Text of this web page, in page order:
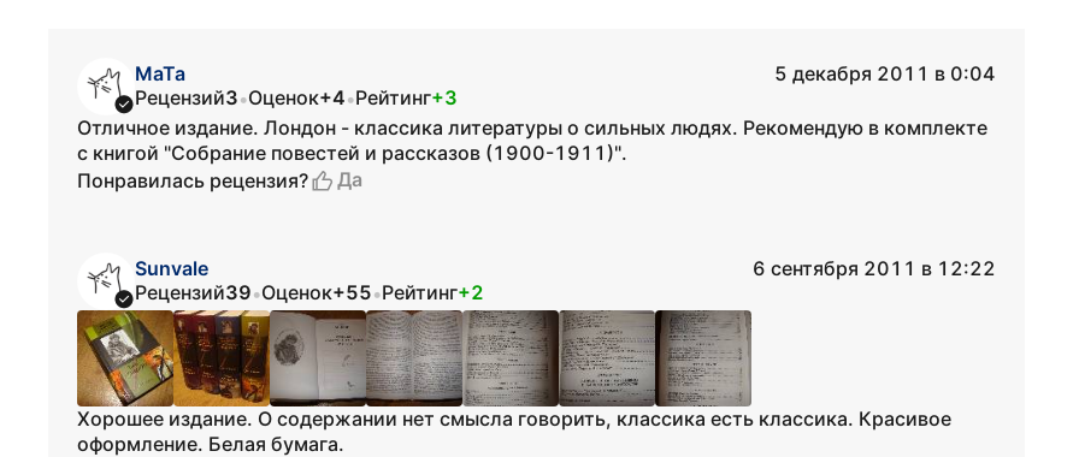
МаТа
5 декабря 2011 в 0:04
Рецензий3•Оценок+4•Рейтинг+3
Отличное издание. Лондон - классика литературы о сильных людях. Рекомендую в комплекте
с книгой "Собрание повестей и рассказов (1900-1911)".
Понравилась рецензия?
Да
Sunvale
6 сентября 2011 в 12:22
Рецензий39•Оценок+55•Рейтинг+2
Хорошее издание. О содержании нет смысла говорить, классика есть классика. Красивое
оформление. Белая бумага.